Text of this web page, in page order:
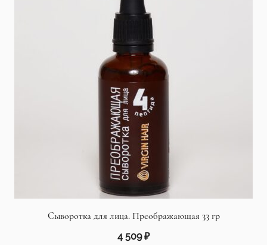
Сыворотка для лица. Преображающая 33 гр
4 509₽